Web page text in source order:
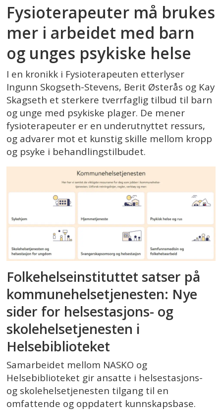
Fysioterapeuter må brukes
mer i arbeidet med barn
og unges psykiske helse
I en kronikk i Fysioterapeuten etterlyser
Ingunn Skogseth-Stevens, Berit Østerås og Kay
Skagseth et sterkere tverrfaglig tilbud til barn
og unge med psykiske plager. De mener
fysioterapeuter er en underutnyttet ressurs,
og advarer mot et kunstig skille mellom kropp
og psyke i behandlingstilbudet.
Folkehelseinstituttet satser på
kommunehelsetjenesten: Nye
sider for helsestasjons- og
skolehelsetjenesten i
Helsebiblioteket
Samarbeidet mellom NASKO og
Helsebiblioteket gir ansatte i helsestasjons-
og skolehelsetjenesten tilgang til en
omfattende og oppdatert kunnskapsbase.